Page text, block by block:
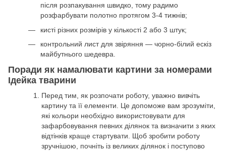
після розпакування швидко, тому радимо
розфарбувати полотно протягом 3-4 тижнів;
кисті різних розмірів у кількості 2 або 3 штук;
контрольний лист для звіряння — чорно-білий ескіз
майбутнього шедевра.
Поради як намалювати картини за номерами
Ідейка тварини
Перед тим, як розпочати роботу, уважно вивчіть
картину та її елементи. Це допоможе вам зрозуміти,
які кольори необхідно використовувати для
зафарбовування певних ділянок та визначити з яких
відтінків краще стартувати. Щоб зробити роботу
зручнішою, почніть із великих ділянок і поступово